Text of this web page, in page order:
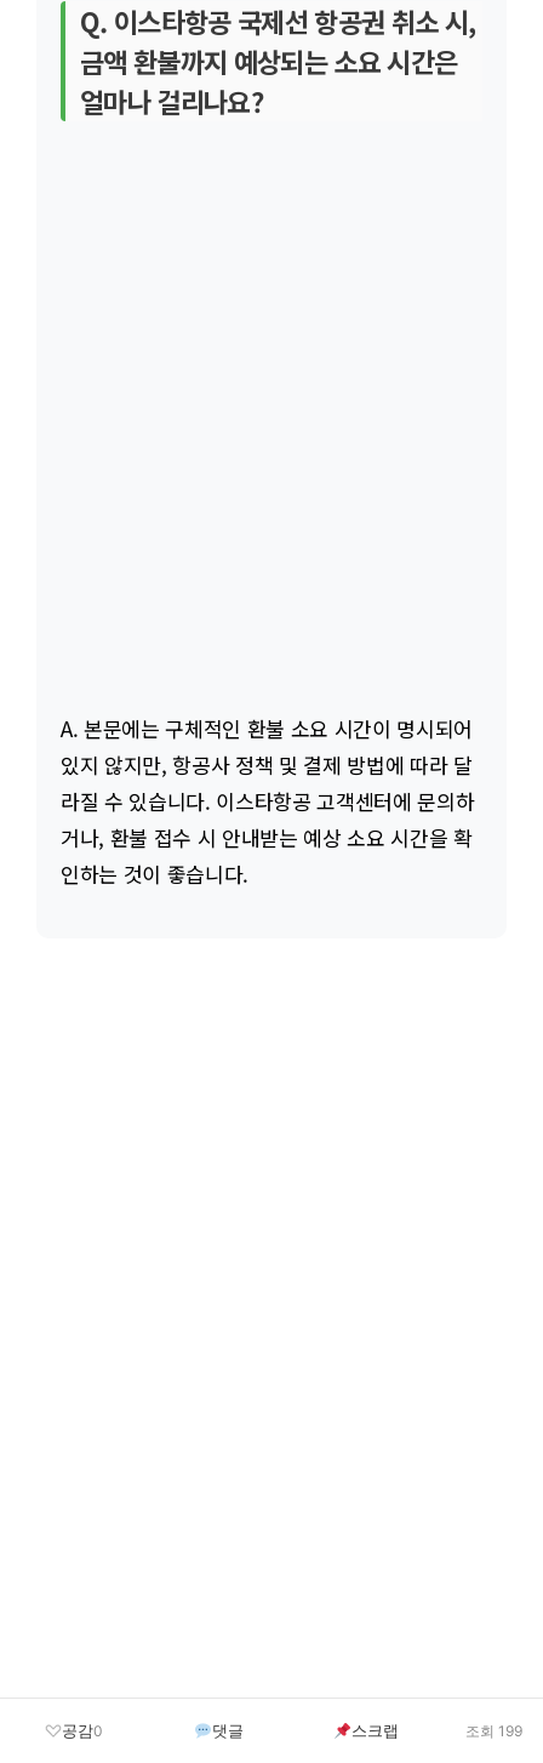
Q. 이스타항공 국제선 항공권 취소 시,
금액 환불까지 예상되는 소요 시간은
얼마나 걸리나요?
A. 본문에는 구체적인 환불 소요 시간이 명시되어
있지 않지만, 항공사 정책 및 결제 방법에 따라 달
라질 수 있습니다. 이스타항공 고객센터에 문의하
거나, 환불 접수 시 안내받는 예상 소요 시간을 확
인하는 것이 좋습니다.
공감0 댓글 스크랩 조회 199